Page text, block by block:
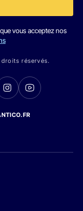
vous acceptez nos
réservés.